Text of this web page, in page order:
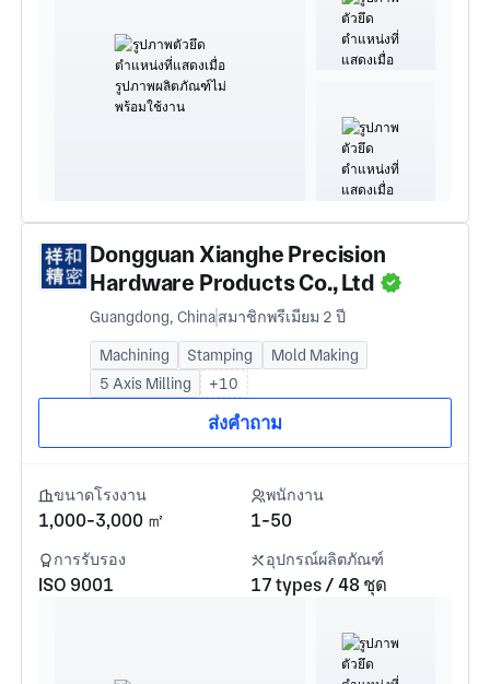
Dongguan Xianghe Precision
Hardware Products Co., Ltd
Guangdong, Chinaสมาชิกพรีเมียม 2 ปี
Machining Stamping
Mold Making
5 Axis Milling
+10
ส่งคำถาม
ขนาดโรงงาน
1,000-3,000 ㎡
พนักงาน
1-50
การรับรอง
ISO 9001
อุปกรณ์ผลิตภัณฑ์
17 types / 48 ชุด